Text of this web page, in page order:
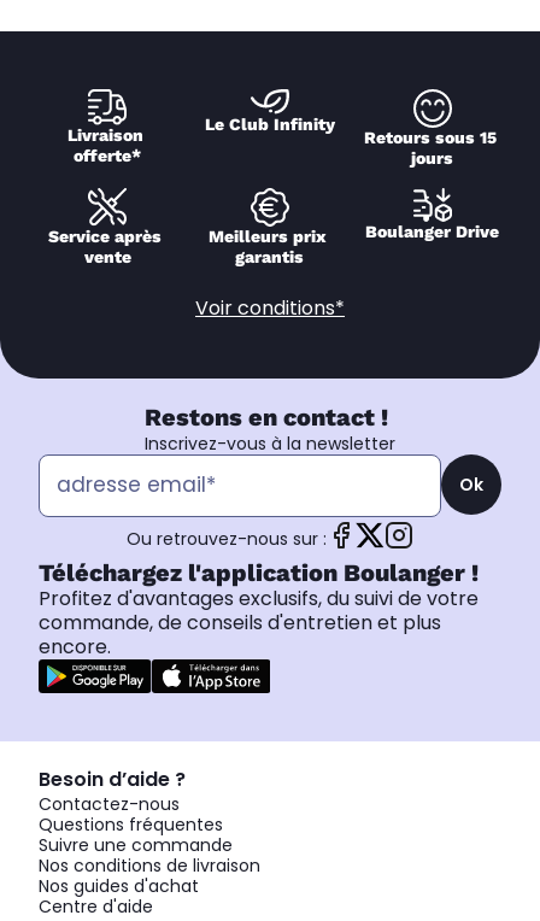
Livraison
offerte*
Le Club Infinity
Retours sous 15
jours
Service après
vente
Meilleurs prix
garantis
Boulanger Drive
Voir conditions*
Restons en contact !
Inscrivez-vous à la newsletter
Ok
Ou retrouvez-nous sur :
Téléchargez l'application Boulanger !
Profitez d'avantages exclusifs, du suivi de votre
commande, de conseils d'entretien et plus
encore.
Besoin d’aide ?
Contactez-nous
Questions fréquentes
Suivre une commande
Nos conditions de livraison
Nos guides d'achat
Centre d'aide